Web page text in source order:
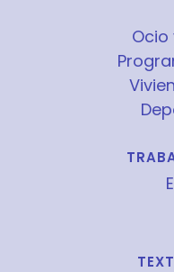
Ocio